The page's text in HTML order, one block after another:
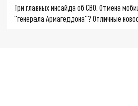
Три главных инсайда об СВО. Отмена
"генерала Армагеддона"? Отличные